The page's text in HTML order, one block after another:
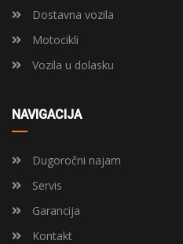
Dostavna vozila
Motocikli
Vozila u dolasku
NAVIGACIJA
Dugoročni najam
Servis
Garancija
Kontakt